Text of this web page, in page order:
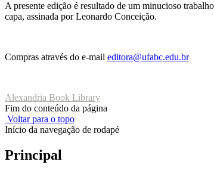
A presente edição é resultado de um minucioso
capa, assinada por Leonardo Conceição.
Compras através do e-mail editora@ufabc.edu.br
Alexandria Book Library
Fim do conteúdo da página
Voltar para o topo
Início da navegação de rodapé
Principal